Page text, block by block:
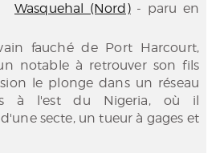
Wasquehal (Nord)- paru en
fauché de Port Harcourt,
notable à retrouver son fils
le plonge dans un réseau
à l'est du Nigeria, où il
secte, un tueur à gages et